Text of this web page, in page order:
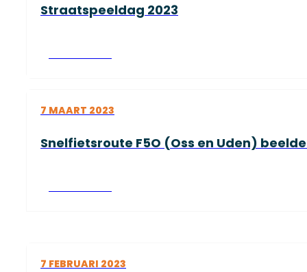
Straatspeeldag 2023
7 MAART 2023
Snelfietsroute F5O (Oss en Uden)
Lees verder
7 FEBRUARI 2023